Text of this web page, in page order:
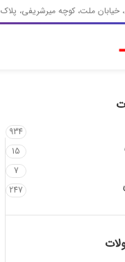
ملت، کوچه میرشریفی، پلاک 2، طبقه 2، واحد 2
934
15
7
247